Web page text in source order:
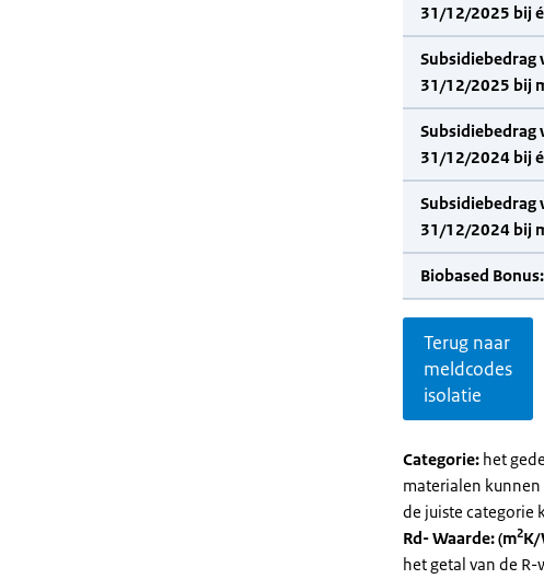
31/12/2025 bij
31/12/2025 bij
31/12/2024 bij
31/12/2024 bij
Biobased Bonus:
Terug naar
meldcodes
isolatie
Categorie: het
materialen
de juiste categorie
Rd- Waarde: (m2K/
het getal van de